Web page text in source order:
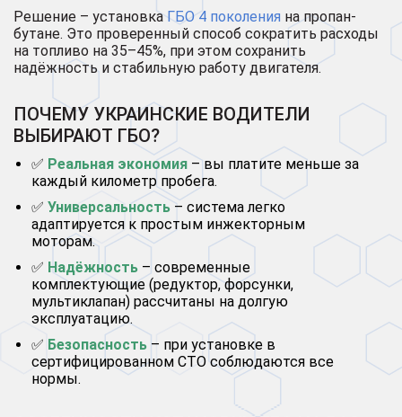
Решение – установкаГБО 4 поколения на пропан-
бутане. Это проверенный способ сократить расходы
на топливо на 35–45%, при этом сохранить
надёжность и стабильную работу двигателя.
ПОЧЕМУ УКРАИНСКИЕ ВОДИТЕЛИ
ВЫБИРАЮТ ГБО?
✅ Реальная экономия – вы платите меньше за
каждый километр пробега.
✅ Универсальность– система легко
адаптируется к простым инжекторным
моторам.
✅ Надёжность – современные
комплектующие (редуктор, форсунки,
мультиклапан) рассчитаны на долгую
эксплуатацию.
✅ Безопасность – при установке в
сертифицированном СТО соблюдаются все
нормы.